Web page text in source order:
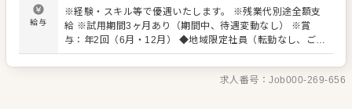
様に本気で向き合える環境があります！ ▼2日間／東京で
集合研修 まずは企業理解を深めていただくために、座学に
て経営理念や社内規定を学んでいただきます。 ▼3ヶ月間
店舗デビュー！ではなく、安心してしっかりと基本を身に
給与
※経験・スキル等で優遇いたします。 ※残業代別途全額支
給 ※試用期間3ヶ月あり（期間中、待遇変動なし） ※賞
与：年2回（6月・12月） ◆地域限定社員（転勤なし、ご自
宅から90分圏内の配属となります） 月給：272,000円以上
（別途手当支給） ◎年収イメージ：439～515万円 ◆全国
社員（転居を伴う転勤の可能性あり） 月給：282,000円以
求人番号：Job000-269-656